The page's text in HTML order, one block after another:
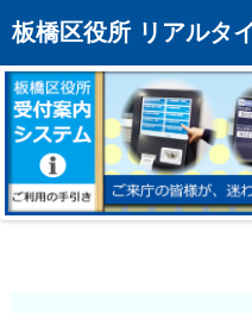
板橋区役所 リアルタ
トップページへ
混雑予想カレンダー
リアルタイム混雑状況
リアルタイム受付番号状
メール通知登録